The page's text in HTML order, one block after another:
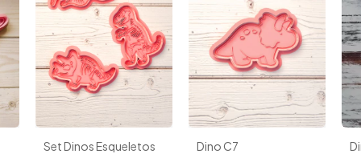
Set Dinos Esqueletos Dino C7